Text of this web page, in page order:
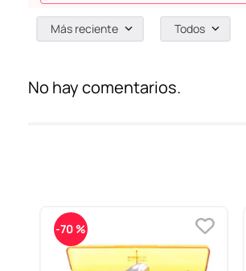
Más reciente Todos
No hay comentarios.
-70 %